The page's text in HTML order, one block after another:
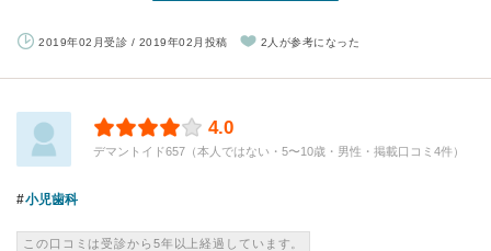
2019年02月受診 / 2019年02月投稿 2人が参考になった
4.0
デマントイド657（本人ではない・5〜10歳・男性・掲載口コミ4件）
小児歯科
この口コミは受診から5年以上経過しています。